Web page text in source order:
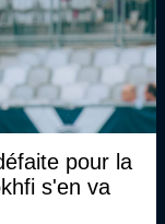
pour la
s'en va